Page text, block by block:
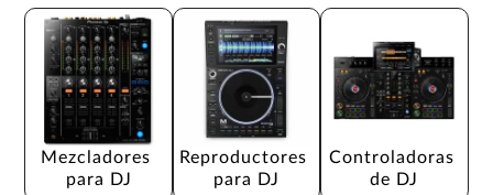
Mezcladores
para DJ
Reproductores
para DJ
Controladoras
de DJ